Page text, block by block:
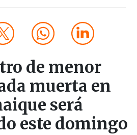
de menor
muerta en
será
este domingo